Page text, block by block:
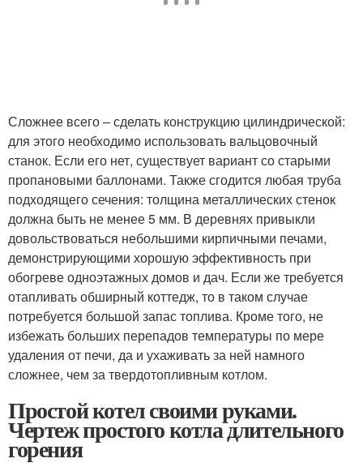
Сложнее всего – сделать конструкцию цилиндрической:
для этого необходимо использовать вальцовочный
станок. Если его нет, существует вариант со старыми
пропановыми баллонами. Также сгодится любая труба
подходящего сечения: толщина металлических стенок
должна быть не менее 5 мм. В деревнях привыкли
довольствоваться небольшими кирпичными печами,
демонстрирующими хорошую эффективность при
обогреве одноэтажных домов и дач. Если же требуется
отапливать обширный коттедж, то в таком случае
потребуется большой запас топлива. Кроме того, не
избежать больших перепадов температуры по мере
удаления от печи, да и ухаживать за ней намного
сложнее, чем за твердотопливным котлом.
Простой котел своими руками.
Чертеж простого котла длительного
горения